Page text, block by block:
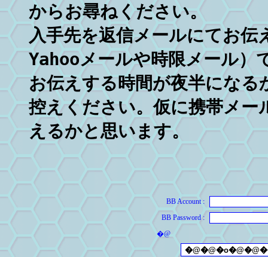
からお尋ねください。
入手先を返信メールにてお
Yahooメールや時限メール）
お伝えする時間が夜半にな
控えください。仮に携帯メー
えるかと思います。